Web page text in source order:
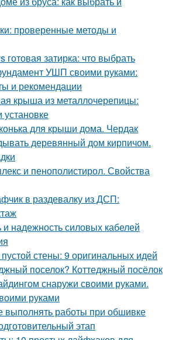
проверенные методы и
готовая затирка: что выбрать
УШП своими руками:
и рекомендации
крыша из металлочерепицы:
для крыши дома. Чердак
деревянный дом кирпичом.
и пенополистирол. Свойства
в раздевалку из ДСП:
надежность силовых кабелей
стены: 9 оригинальных идей
поселок? Коттеджный посёлок
снаружи своими руками.
руками
выполнять работы при обшивке
этап